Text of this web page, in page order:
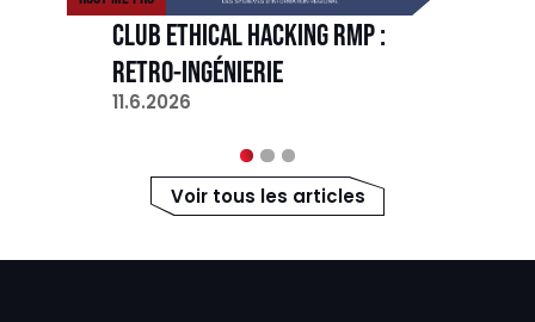
CLUB ETHICAL HACKING RMP :
RETRO-INGÉNIERIE
11.6.2026
Voir tous les articles